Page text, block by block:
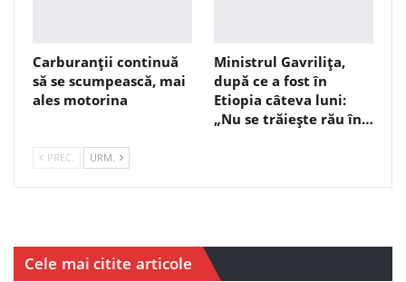
Carburanții continuă
să se scumpească, mai
ales motorina
Ministrul Gavrilița,
după ce a fost în
Etiopia câteva luni:
„Nu se trăiește rău în…
PREC. URM.
Cele mai citite articole